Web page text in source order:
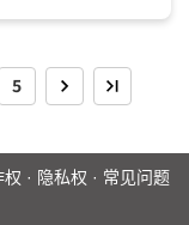
5
权 · 隐私权 · 常见问题